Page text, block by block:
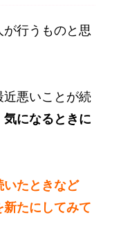
行うものと思
悪いことが続
気になるときに
いたときなど
たにしてみて